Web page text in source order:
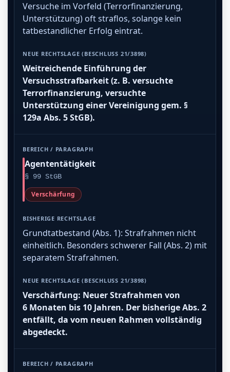
Versuche im Vorfeld (Terrorfinanzierung,
Unterstützung) oft straflos, solange kein
tatbestandlicher Erfolg eintrat.
Weitreichende Einführung der
Versuchsstrafbarkeit (z. B. versuchte
Terrorfinanzierung, versuchte
Unterstützung einer Vereinigung gem. §
129a Abs. 5 StGB).
Agententätigkeit
§ 99 StGB
Verschärfung
Grundtatbestand (Abs. 1): Strafrahmen nicht
einheitlich. Besonders schwerer Fall (Abs. 2) mit
separatem Strafrahmen.
Verschärfung: Neuer Strafrahmen von
6 Monaten bis 10 Jahren. Der bisherige Abs. 2
entfällt, da vom neuen Rahmen vollständig
abgedeckt.